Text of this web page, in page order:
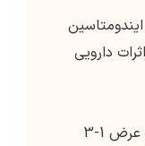
دارویی
حداکثر غلظت پلاسمایی معمولاً در عرض 1-3